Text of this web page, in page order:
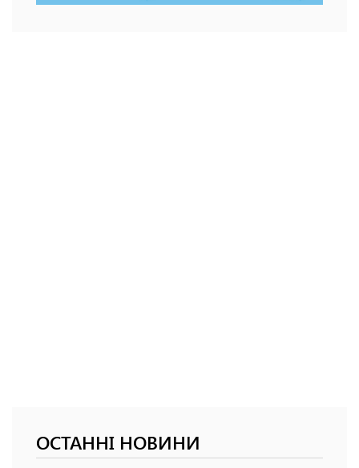
ОСТАННІ НОВИНИ